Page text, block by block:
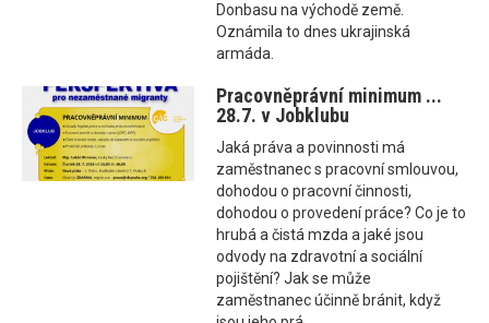
Donbasu na východě země.
Oznámila to dnes ukrajinská
armáda.
Pracovněprávní minimum ...
28.7. v Jobklubu
Jaká práva a povinnosti má
zaměstnanec s pracovní smlouvou,
dohodou o pracovní činnosti,
dohodou o provedení práce? Co je to
hrubá a čistá mzda a jaké jsou
odvody na zdravotní a sociální
pojištění? Jak se může
zaměstnanec účinně bránit, když